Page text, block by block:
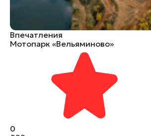
Впечатления
Мотопарк «Вельяминово»
0